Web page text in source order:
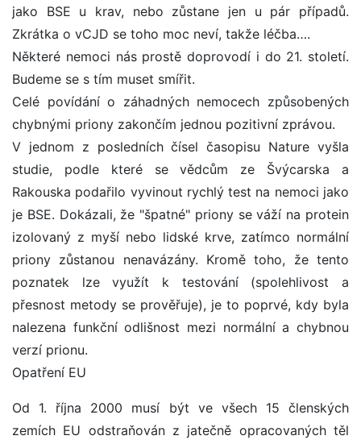
jako BSE u krav, nebo zůstane jen u pár případů.
Zkrátka o vCJD se toho moc neví, takže léčba….
Některé nemoci nás prostě doprovodí i do 21. století.
Budeme se s tím muset smířit.
Celé povídání o záhadných nemocech způsobených
chybnými priony zakončím jednou pozitivní zprávou.
V jednom z posledních čísel časopisu Nature vyšla
studie, podle které se vědcům ze Švýcarska a
Rakouska podařilo vyvinout rychlý test na nemoci jako
je BSE. Dokázali, že "špatné" priony se váží na protein
izolovaný z myší nebo lidské krve, zatímco normální
priony zůstanou nenavázány. Kromě toho, že tento
poznatek lze využít k testování (spolehlivost a
přesnost metody se prověřuje), je to poprvé, kdy byla
nalezena funkční odlišnost mezi normální a chybnou
verzí prionu.
Opatření EU
Od 1. října 2000 musí být ve všech 15 členských
zemích EU odstraňován z jatečně opracovaných těl